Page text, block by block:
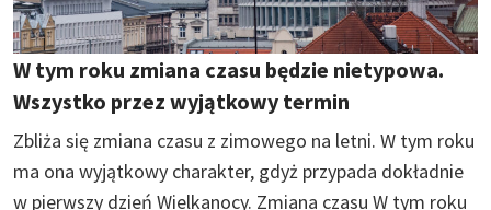
W tym roku zmiana czasu będzie nietypowa.
Wszystko przez wyjątkowy termin
Zbliża się zmiana czasu z zimowego na letni. W tym roku
ma ona wyjątkowy charakter, gdyż przypada dokładnie
w pierwszy dzień Wielkanocy. Zmiana czasu W tym roku